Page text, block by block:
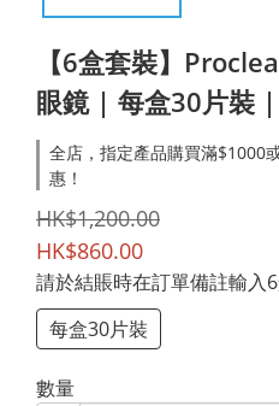
【6盒套裝】
眼鏡 | 每盒30片裝
全店，指定產品購買滿$1000
惠！
HK$1,200.00
HK$860.00
請於結賬時在訂單備註輸入6
每盒30片裝
數量